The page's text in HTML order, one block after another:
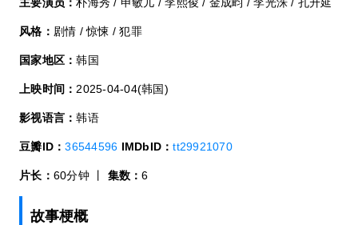
风格： 剧情 / 惊悚 / 犯罪
国家地区：韩国
上映时间： 2025-04-04(韩国)
影视语言：韩语
豆瓣ID：36544596 IMDbID：tt29921070
片长： 60分钟 丨 集数：6
故事梗概